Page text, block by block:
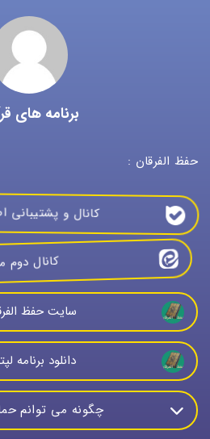
برنامه های
حفظ الفرقان :
کانال و پشتیبانی
کانال دوم
سایت حفظ
دانلود برنامه
چگونه می توانم